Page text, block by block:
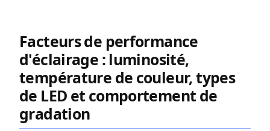
Facteurs de performance
d'éclairage : luminosité,
température de couleur, types
de LED et comportement de
gradation